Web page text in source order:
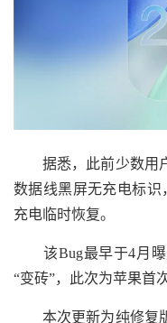
据悉，此前少数用户
数据线黑屏无充电标识
充电临时恢复。
该Bug最早于4月曝
“变砖”，此次为苹果首
本次更新为纯修复版